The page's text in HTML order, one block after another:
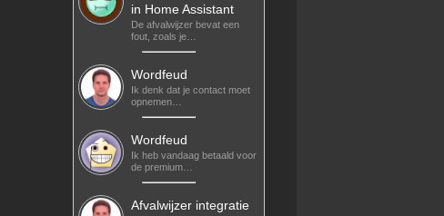
in Home Assistant
De afvalwijzer bevat een
fout, zoals je…
Wordfeud
Ik denk dat je contact moet
opnemen…
Wordfeud
Ik heb vandaag betaald voor
de premium…
Afvalwijzer integratie